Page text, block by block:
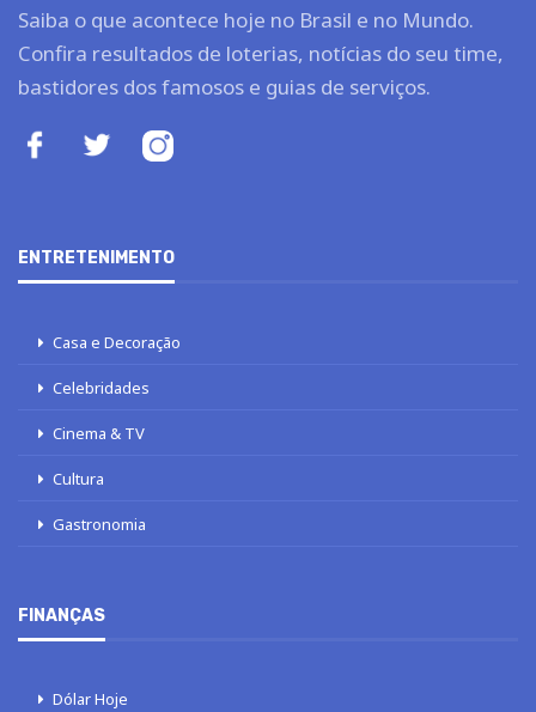
Saiba o que acontece hoje no Brasil e no Mundo.
Confira resultados de loterias, notícias do seu time,
bastidores dos famosos e guias de serviços.
ENTRETENIMENTO
Casa e Decoração
Celebridades
Cinema & TV
Cultura
Gastronomia
FINANÇAS
Dólar Hoje